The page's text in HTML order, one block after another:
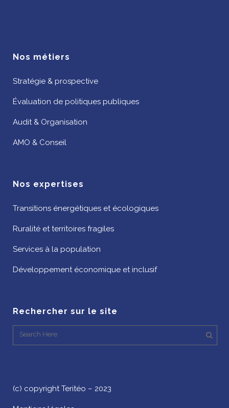
Nos métiers
Stratégie & prospective
Évaluation de politiques publiques
Audit & Organisation
AMO & Conseil
Nos expertises
Transitions énergétiques et écologiques
Ruralité et territoires fragiles
Services à la population
Développement économique et inclusif
Rechercher sur le site
(c) copyright Teritéo – 2023